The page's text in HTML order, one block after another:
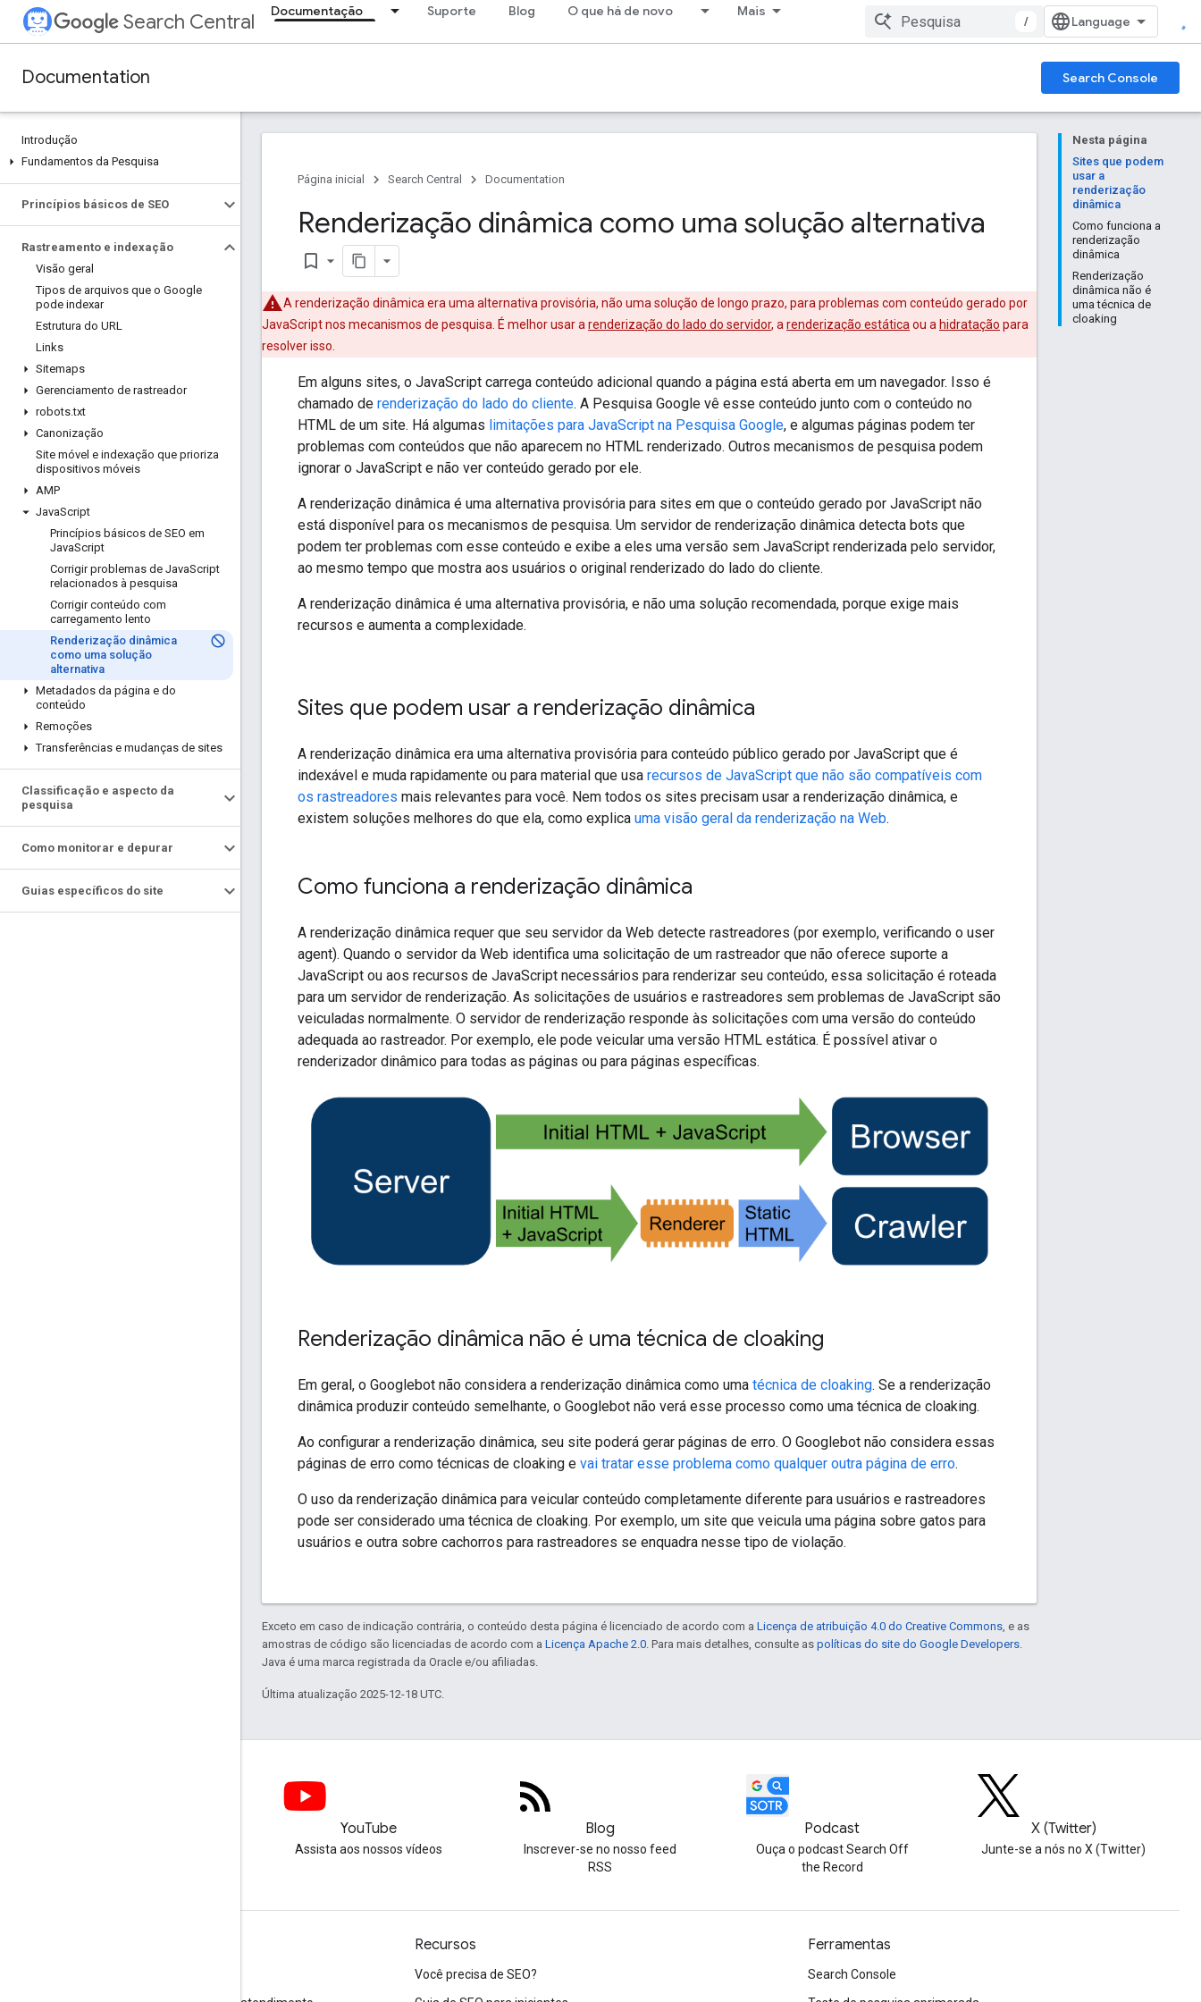
Search Central Documentação Suporte Blog O que há de novo Mais
/
Documentation Search Console
Introdução
Fundamentos da Pesquisa
Princípios básicos de SEO
Rastreamento e indexação
Visão geral
Tipos de arquivos que o Google
pode indexar
Estrutura do URL
Links
Sitemaps
Gerenciamento de rastreador
robots.txt
Canonização
Site móvel e indexação que prioriza
dispositivos móveis
AMP
JavaScript
Princípios básicos de SEO em
JavaScript
Corrigir problemas de JavaScript
relacionados à pesquisa
Corrigir conteúdo com
carregamento lento
Renderização dinâmica
como uma solução
alternativa
Metadados da página e do
conteúdo
Remoções
Transferências e mudanças de sites
Classificação e aspecto da
pesquisa
Como monitorar e depurar
Guias específicos do site
Nesta página
Sites que podem
usar a
renderização
dinâmica
Como funciona a
renderização
dinâmica
Renderização
dinâmica não é
uma técnica de
cloaking
Página inicial Search Central Documentation
Renderização dinâmica como uma solução alternativa
bookmark_border
A renderização dinâmica era uma alternativa provisória, não uma solução de longo prazo, para problemas com conteúdo gerado por
JavaScript nos mecanismos de pesquisa. É melhor usar a renderização do lado do servidor, a renderização estática ou a hidratação para
resolver isso.
Em alguns sites, o JavaScript carrega conteúdo adicional quando a página está aberta em um navegador. Isso é
chamado de renderização do lado do cliente. A Pesquisa Google vê esse conteúdo junto com o conteúdo no
HTML de um site. Há algumas limitações para JavaScript na Pesquisa Google, e algumas páginas podem ter
problemas com conteúdos que não aparecem no HTML renderizado. Outros mecanismos de pesquisa podem
ignorar o JavaScript e não ver conteúdo gerado por ele.
A renderização dinâmica é uma alternativa provisória para sites em que o conteúdo gerado por JavaScript não
está disponível para os mecanismos de pesquisa. Um servidor de renderização dinâmica detecta bots que
podem ter problemas com esse conteúdo e exibe a eles uma versão sem JavaScript renderizada pelo servidor,
ao mesmo tempo que mostra aos usuários o original renderizado do lado do cliente.
A renderização dinâmica é uma alternativa provisória, e não uma solução recomendada, porque exige mais
recursos e aumenta a complexidade.
Sites que podem usar a renderização dinâmica
A renderização dinâmica era uma alternativa provisória para conteúdo público gerado por JavaScript que é
indexável e muda rapidamente ou para material que usa recursos de JavaScript que não são compatíveis com
os rastreadores mais relevantes para você. Nem todos os sites precisam usar a renderização dinâmica, e
existem soluções melhores do que ela, como explica uma visão geral da renderização na Web.
Como funciona a renderização dinâmica
A renderização dinâmica requer que seu servidor da Web detecte rastreadores (por exemplo, verificando o user
agent). Quando o servidor da Web identifica uma solicitação de um rastreador que não oferece suporte a
JavaScript ou aos recursos de JavaScript necessários para renderizar seu conteúdo, essa solicitação é roteada
para um servidor de renderização. As solicitações de usuários e rastreadores sem problemas de JavaScript são
veiculadas normalmente. O servidor de renderização responde às solicitações com uma versão do conteúdo
adequada ao rastreador. Por exemplo, ele pode veicular uma versão HTML estática. É possível ativar o
renderizador dinâmico para todas as páginas ou para páginas específicas.
Renderização dinâmica não é uma técnica de cloaking
Em geral, o Googlebot não considera a renderização dinâmica como uma técnica de cloaking. Se a renderização
dinâmica produzir conteúdo semelhante, o Googlebot não verá esse processo como uma técnica de cloaking.
Ao configurar a renderização dinâmica, seu site poderá gerar páginas de erro. O Googlebot não considera essas
páginas de erro como técnicas de cloaking e vai tratar esse problema como qualquer outra página de erro.
O uso da renderização dinâmica para veicular conteúdo completamente diferente para usuários e rastreadores
pode ser considerado uma técnica de cloaking. Por exemplo, um site que veicula uma página sobre gatos para
usuários e outra sobre cachorros para rastreadores se enquadra nesse tipo de violação.
Exceto em caso de indicação contrária, o conteúdo desta página é licenciado de acordo com a Licença de atribuição 4.0 do Creative Commons , e as
amostras de código são licenciadas de acordo com a Licença Apache 2.0 . Para mais detalhes, consulte as políticas do site do Google Developers
Java é uma marca registrada da Oracle e/ou afiliadas.
Última atualização 2025-12-18 UTC.
YouTube
Assista aos nossos vídeos
Blog
Inscrever-se no nosso feed
RSS
Podcast
Ouça o podcast Search Off
the Record
X (Twitter)
Junte-se a nós no X (Twitter)
Recursos
Você precisa de SEO?
Ferramentas
Search Console